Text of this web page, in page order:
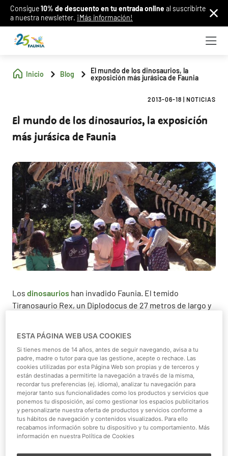
Consigue10% de descuento en tu entrada onlineal suscribirte
a nuestra newsletter. ¡Más información!
Inicio Blog
El mundo de los dinosaurios, la
exposición más jurásica de Faunia
2013-06-18 NOTICIAS
El mundo de los dinosaurios, la exposición
más jurásica de Faunia
Los dinosaurios han invadido Faunia. El temido
Tiranosaurio Rex, un Diplodocus de 27 metros de largo y
habitantes del Parque Temático de la Naturaleza. En
total, 18 réplicas de dinosaurios a tamaño real forman la
exposición más jurásica de Faunia: ‘El Cañon de los
Dinosaurios’.
Los niños conocerán en esta exposición interactiva el
potente rugido delT-Rex, el depredador más mortífero;
el vuelo del Pterodáctilo, el reptil que conquisto los
cielos; o los ágiles movimientos del Velociraptor, el
cazador más experto de todos los dinosaurios.
ESTA PÁGINA WEB USA COOKIES
Si tienes menos de 14 años, antes de seguir navegando, avisa a tu
padre, madre o tutor para que las gestione, acepte o rechace. Las
cookies utilizadas por esta Página Web son propias y de terceros y
están destinadas a permitirte la navegación a través de la misma,
recordar tus preferencias (ej. idioma), analizar tu navegación para
mejorar tanto sus funcionalidades como los productos y servicios que
ponemos tu disposición, así como gestionar los espacios publicitarios
y personalizarte nuestra oferta de productos y servicios conforme a
tus hábitos de navegación y contenidos visualizados. Para ello
recabamos información sobre tu dispositivo y tu comportamiento. Más
información en nuestra Política de Cookies